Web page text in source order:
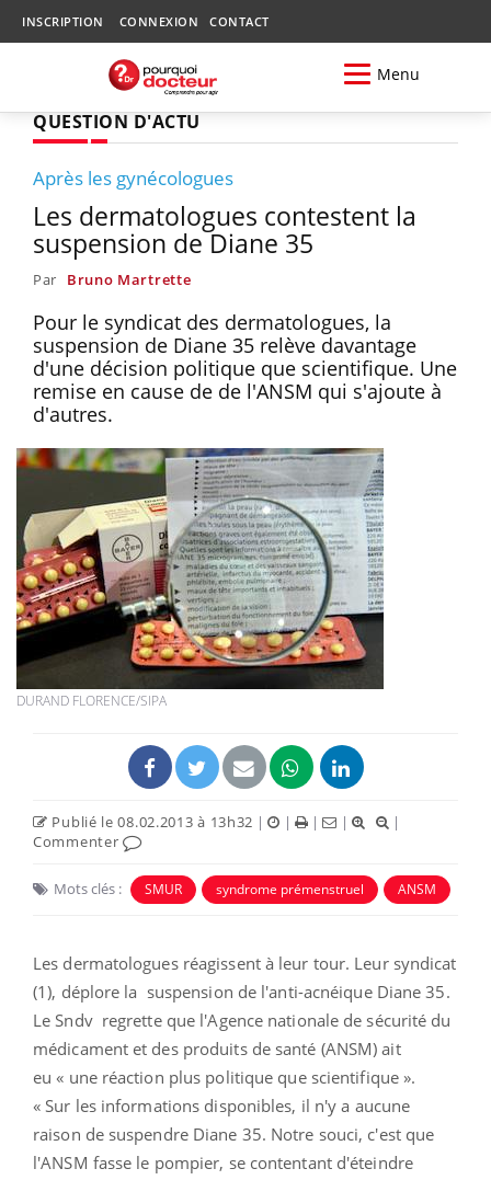
INSCRIPTION CONNEXION CONTACT
Menu
QUESTION D'ACTU
Après les gynécologues
Les dermatologues contestent la
suspension de Diane 35
Par Bruno Martrette
Pour le syndicat des dermatologues, la
suspension de Diane 35 relève davantage
d'une décision politique que scientifique. Une
remise en cause de de l'ANSM qui s'ajoute à
d'autres.
DURAND FLORENCE/SIPA
Publié le 08.02.2013 à 13h32 | | | |
|
Commenter
Mots clés : SMUR syndrome prémenstruel ANSM
Les dermatologues réagissent à leur tour. Leur syndicat
(1), déplore la suspension de l'anti-acnéique Diane 35.
Le Sndv regrette que l'Agence nationale de sécurité du
médicament et des produits de santé (ANSM) ait
eu « une réaction plus politique que scientifique ».
« Sur les informations disponibles, il n'y a aucune
raison de suspendre Diane 35. Notre souci, c'est que
l'ANSM fasse le pompier, se contentant d'éteindre